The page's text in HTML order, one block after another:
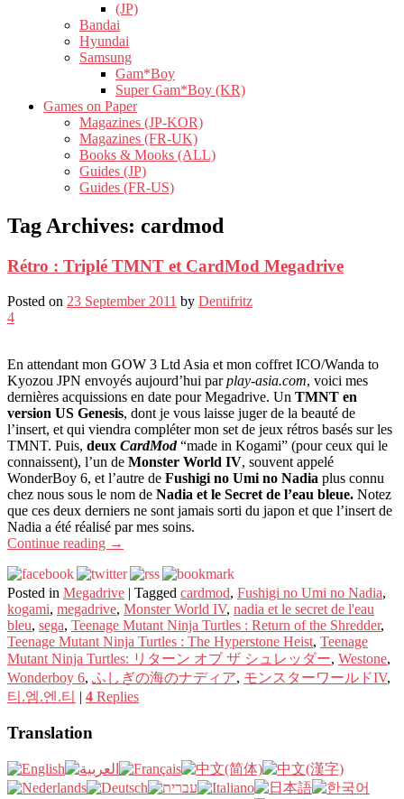
(JP)
Bandai
Hyundai
Samsung
Gam*Boy
Super Gam*Boy (KR)
Games on Paper
Magazines (JP-KOR)
Magazines (FR-UK)
Books & Mooks (ALL)
Guides (JP)
Guides (FR-US)
Tag Archives: cardmod
Rétro : Triplé TMNT et CardMod Megadrive
Posted on 23 September 2011 by Dentifritz
4
En attendant mon GOW 3 Ltd Asia et mon coffret ICO/Wanda to
Kyozou JPN envoyés aujourd’hui parplay-asia.com, voici mes
dernières acquissions en date pour Megadrive. Un TMNT en
version US Genesis, dont je vous laisse juger de la beauté de
l’insert, et qui viendra compléter mon set de jeux rétros basés sur les
TMNT. Puis, deux CardMod“made in Kogami” (pour ceux qui le
connaissent), l’un de Monster World IV, souvent appelé
WonderBoy 6, et l’autre de Fushigi no Umi no Nadia plus connu
chez nous sous le nom de Nadia et le Secret de l’eau bleue. Notez
que ces deux derniers ne sont jamais sorti du japon et que l’insert de
Nadia a été réalisé par mes soins.
Continue reading →
Posted in Megadrive | Tagged cardmod, Fushigi no Umi no Nadia,
kogami, megadrive, Monster World IV, nadia et le secret de l'eau
bleu, sega, Teenage Mutant Ninja Turtles : Return of the Shredder,
Teenage Mutant Ninja Turtles : The Hyperstone Heist, Teenage
Mutant Ninja Turtles: リターン オブ ザ シュレッダー, Westone,
Wonderboy 6, ふしぎの海のナディア, モンスターワールドIV,
티.엠.엔.티 | 4 Replies
Translation